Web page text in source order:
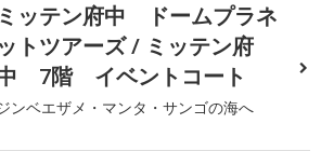
ミッテン府中 ドームプラネ
ットツアーズ / ミッテン府
7階 イベントコート
ンベエザメ・マンタ・サンゴの海へ